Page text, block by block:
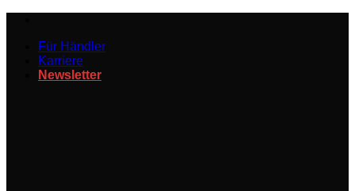
springenFür Händler
Karriere
Newsletter